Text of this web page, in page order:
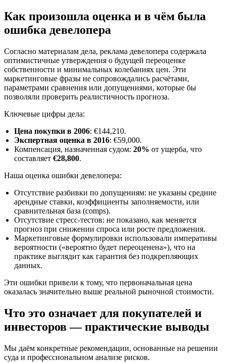
Как произошла оценка и в чём была
ошибка девелопера
Согласно материалам дела, реклама девелопера содержала
оптимистичные утверждения о будущей переоценке
собственности и минимальных колебаниях цен. Эти
маркетинговые фразы не сопровождались расчётами,
параметрами сравнения или допущениями, которые бы
позволяли проверить реалистичность прогноза.
Ключевые цифры дела:
Цена покупки в 2006: €144,210.
Экспертная оценка в 2016: €59,000.
Компенсация, назначенная судом: 20% от ущерба, что
составляет €28,800.
Наша оценка ошибки девелопера:
Отсутствие разбивки по допущениям: не указаны средние
арендные ставки, коэффициенты заполняемости, или
сравнительная база (comps).
Отсутствие стресс-тестов: не показано, как меняется
прогноз при снижении спроса или росте предложения.
Маркетинговые формулировки использовали императивы
вероятности («вероятно будет переоценена»), что на
практике выглядит как гарантия без подкрепляющих
данных.
Эти ошибки привели к тому, что первоначальная цена
оказалась значительно выше реальной рыночной стоимости.
Что это означает для покупателей и
инвесторов — практические выводы
Мы даём конкретные рекомендации, основанные на решении
суда и профессиональном анализе рисков.